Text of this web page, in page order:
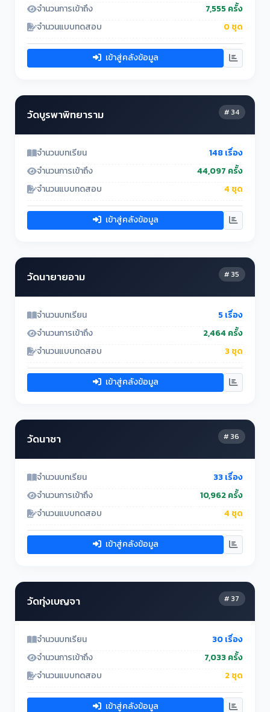
จำนวนการเข้าถึง
7,555 ครั้ง
จำนวนแบบทดสอบ
0 ชุด
เข้าสู่คลังข้อมูล
# 34
วัดบูรพาพิทยาราม
จำนวนบทเรียน
148 เรื่อง
จำนวนการเข้าถึง
44,097 ครั้ง
จำนวนแบบทดสอบ
4 ชุด
เข้าสู่คลังข้อมูล
# 35
วัดนายายอาม
จำนวนบทเรียน
5 เรื่อง
จำนวนการเข้าถึง
2,464 ครั้ง
จำนวนแบบทดสอบ
3 ชุด
เข้าสู่คลังข้อมูล
# 36
วัดนาซา
จำนวนบทเรียน
33 เรื่อง
จำนวนการเข้าถึง
10,962 ครั้ง
จำนวนแบบทดสอบ
4 ชุด
เข้าสู่คลังข้อมูล
# 37
วัดทุ่งเบญจา
จำนวนบทเรียน
30 เรื่อง
จำนวนการเข้าถึง
7,033 ครั้ง
จำนวนแบบทดสอบ
2 ชุด
เข้าสู่คลังข้อมูล